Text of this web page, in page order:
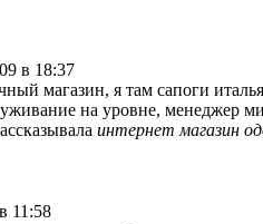
в 18:37
магазин, я там сапоги
на уровне, менеджер
интернет магазин
11:58